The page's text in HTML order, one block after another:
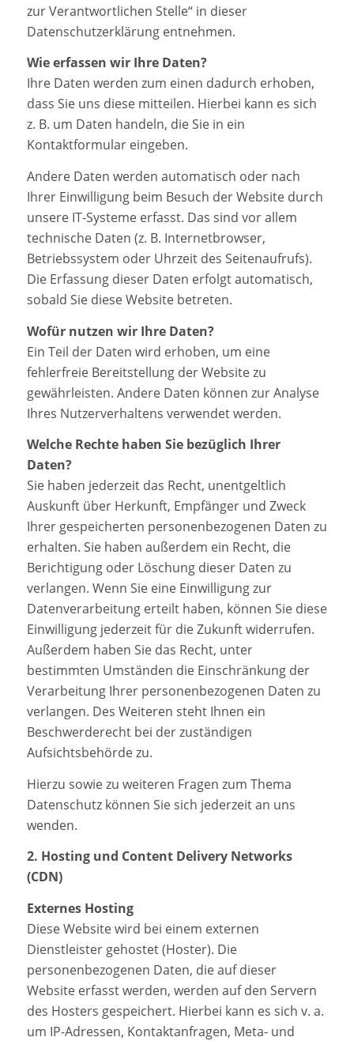
zur Verantwortlichen Stelle“ in dieser
Datenschutzerklärung entnehmen.
Wie erfassen wir Ihre Daten?
Ihre Daten werden zum einen dadurch erhoben,
dass Sie uns diese mitteilen. Hierbei kann es sich
z. B. um Daten handeln, die Sie in ein
Kontaktformular eingeben.
Andere Daten werden automatisch oder nach
Ihrer Einwilligung beim Besuch der Website durch
unsere IT-Systeme erfasst. Das sind vor allem
technische Daten (z. B. Internetbrowser,
Betriebssystem oder Uhrzeit des Seitenaufrufs).
Die Erfassung dieser Daten erfolgt automatisch,
sobald Sie diese Website betreten.
Wofür nutzen wir Ihre Daten?
Ein Teil der Daten wird erhoben, um eine
fehlerfreie Bereitstellung der Website zu
gewährleisten. Andere Daten können zur Analyse
Ihres Nutzerverhaltens verwendet werden.
Welche Rechte haben Sie bezüglich Ihrer
Daten?
Sie haben jederzeit das Recht, unentgeltlich
Auskunft über Herkunft, Empfänger und Zweck
Ihrer gespeicherten personenbezogenen Daten zu
erhalten. Sie haben außerdem ein Recht, die
Berichtigung oder Löschung dieser Daten zu
verlangen. Wenn Sie eine Einwilligung zur
Datenverarbeitung erteilt haben, können Sie diese
Einwilligung jederzeit für die Zukunft widerrufen.
Außerdem haben Sie das Recht, unter
bestimmten Umständen die Einschränkung der
Verarbeitung Ihrer personenbezogenen Daten zu
verlangen. Des Weiteren steht Ihnen ein
Beschwerderecht bei der zuständigen
Aufsichtsbehörde zu.
Hierzu sowie zu weiteren Fragen zum Thema
Datenschutz können Sie sich jederzeit an uns
wenden.
2. Hosting und Content Delivery Networks
(CDN)
Externes Hosting
Diese Website wird bei einem externen
Dienstleister gehostet (Hoster). Die
personenbezogenen Daten, die auf dieser
Website erfasst werden, werden auf den Servern
des Hosters gespeichert. Hierbei kann es sich v. a.
um IP-Adressen, Kontaktanfragen, Meta- und